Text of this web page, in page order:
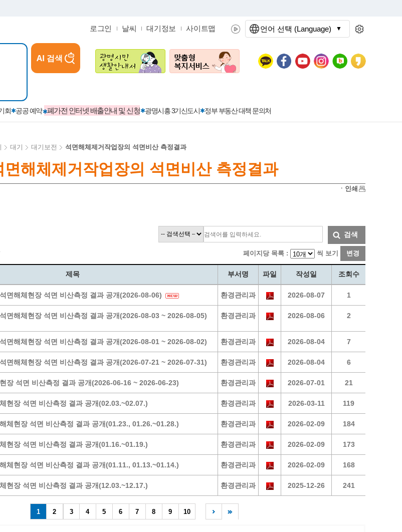
로그인 날씨 대기정보 사이트맵
AI 검색
회 공공 예약 폐가전 인터넷 배출안내 및 신청 광명시흥 3기신도시 정부 부동산 대책 문의처
구
시정자료실
법무행정
공공데이터개방
정보공개현황
통계
사회조사
설치현황
발급 받을 수 있는 증명
민원접수
정부24
청탁금지법 온라인 콜센터
365민원실 운영현황
시민옴부즈만 제도 소개
민원서식
길고양이 중성화 신청
관리 제도
시민과의 대화
시민참여방
행정규제 개혁
광명동굴딸기 스마트팜 체험프로그램
상자텃밭신청
공유농업
정장대여신청
지역경제활성화/교육/일자리
(재)경기도민회장학회 장학금
교복지원금 신청
청년 아르바이트 신청
황
지원사업
문화관광
착한가격지정업소란?
착한가격지정업소
관광 편의시설업
관광 호텔업
관광객 이용시설업 현황
대기 대기보전 석면해체제거작업장의 석면비산 측정결과
면해체제거작업장의 석면비산 측정결과
ㆍ인쇄
검색
페이지당 목록 : 씩 보기 변경
제목 부서명 파일 작성일 조회수
면해체현장 석면 비산측정 결과 공개(2026-08-06) 환경관리과 2026-08-07 1
면해체현장 석면 비산측정 결과 공개(2026-08-03 ~ 2026-08-05) 환경관리과 2026-08-06 2
면해체현장 석면 비산측정 결과 공개(2026-08-01 ~ 2026-08-02) 환경관리과 2026-08-04 7
면해체현장 석면 비산측정 결과 공개(2026-07-21 ~ 2026-07-31) 환경관리과 2026-08-04 6
장 석면 비산측정 결과 공개(2026-06-16 ~ 2026-06-23) 환경관리과 2026-07-01 21
현장 석면 비산측정 결과 공개(02.03.~02.07.) 환경관리과 2026-03-11 119
체현장 석면 비산측정 결과 공개(01.23., 01.26.~01.28.) 환경관리과 2026-02-09 184
현장 석면 비산측정 결과 공개(01.16.~01.19.) 환경관리과 2026-02-09 173
체현장 석면 비산측정 결과 공개(01.11., 01.13.~01.14.) 환경관리과 2026-02-09 168
현장 석면 비산측정 결과 공개(12.03.~12.17.) 환경관리과 2025-12-26 241
1 2 3 4 5 6 7 8 9 10
언어 선택 (Language)